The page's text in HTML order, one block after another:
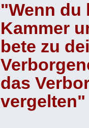
"Wenn du
Kammer
bete zu
das
vergelten"